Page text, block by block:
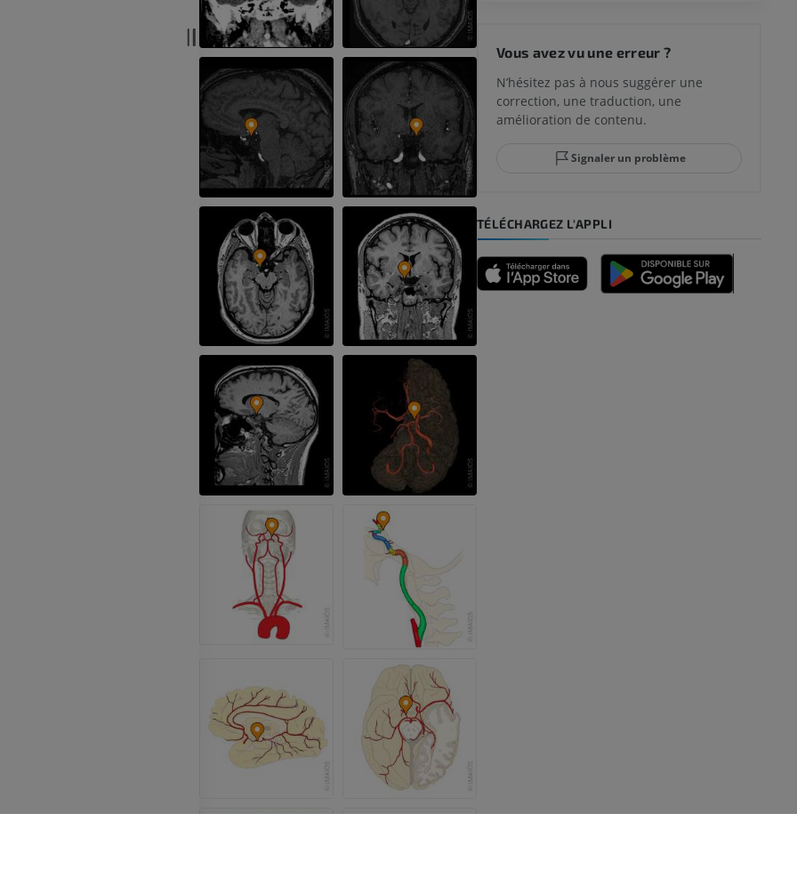
Radiographies du membre
Artériographie du membre
Arthroscanner du genou
Arthroscanner
PREMIUM
IRM de la cheville et de
l'arrière-pied
IRM
PREMIUM
IRM de l’avant-pied
PREMIUM
Angioscanner des membres
inférieurs
TDM
PREMIUM
Jambe (artères et os)
TDM
Artériographie des membres
inférieurs
Angiographie
Vous avez vu une erreur ?
N’hésitez pas à nous suggérer une
correction, une traduction, une
amélioration de contenu.
Signaler un problème
TÉLÉCHARGEZ L'APPLI